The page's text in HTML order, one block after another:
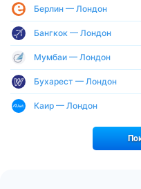
Берлин — Лондон
Бангкок — Лондон
Мумбаи — Лондон
Бухарест — Лондон
Каир — Лондон